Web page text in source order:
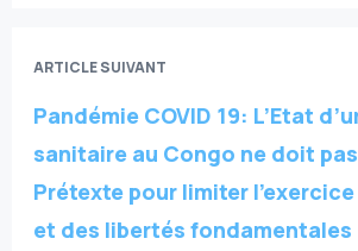
ARTICLE SUIVANT
Pandémie COVID 19: L’Etat
sanitaire au Congo ne doit
Prétexte pour limiter
et des libertés fondamentales